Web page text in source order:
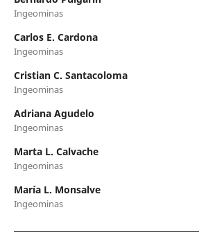
Ingeominas
Carlos E. Cardona
Ingeominas
Cristian C. Santacoloma
Ingeominas
Adriana Agudelo
Ingeominas
Marta L. Calvache
Ingeominas
María L. Monsalve
Ingeominas